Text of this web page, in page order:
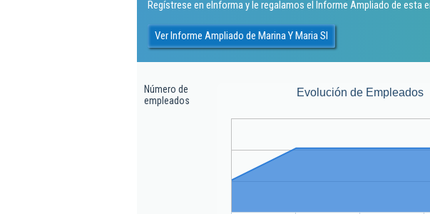
Regístrese en eInforma y le regalamos el Informe Ampliado de esta
Ver Informe Ampliado de Marina Y Maria Sl
Número de
empleados
Evolución de Empleados